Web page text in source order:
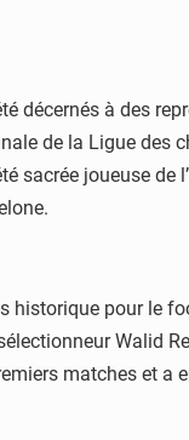
à des
de la Ligue
sacrée joueuse
pour le
Walid
matches et